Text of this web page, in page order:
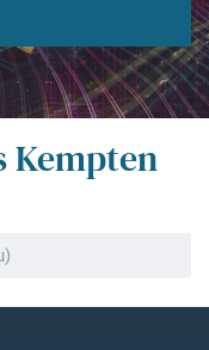
Kempten